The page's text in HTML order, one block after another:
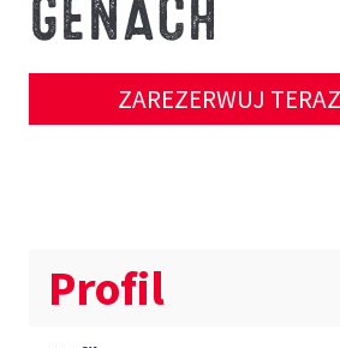
ZAREZERWUJ TERAZ
Profil